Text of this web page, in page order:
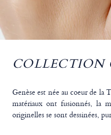
COLLECTION
Genèse est née au coeur de la
matériaux ont fusionnés, la
originelles se sont dessinées,